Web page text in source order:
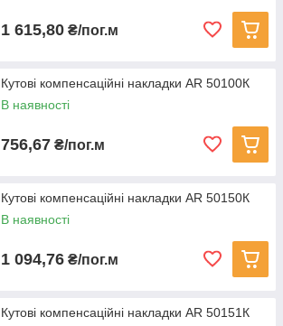
1 615,80 ₴/пог.м
Кутові компенсаційні накладки AR 50100К
В наявності
756,67 ₴/пог.м
Кутові компенсаційні накладки AR 50150К
В наявності
1 094,76 ₴/пог.м
Кутові компенсаційні накладки AR 50151К